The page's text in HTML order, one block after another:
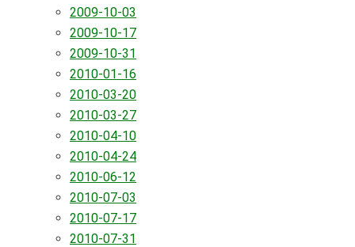
2009-10-03
2009-10-17
2009-10-31
2010-01-16
2010-03-20
2010-03-27
2010-04-10
2010-04-24
2010-06-12
2010-07-03
2010-07-17
2010-07-31